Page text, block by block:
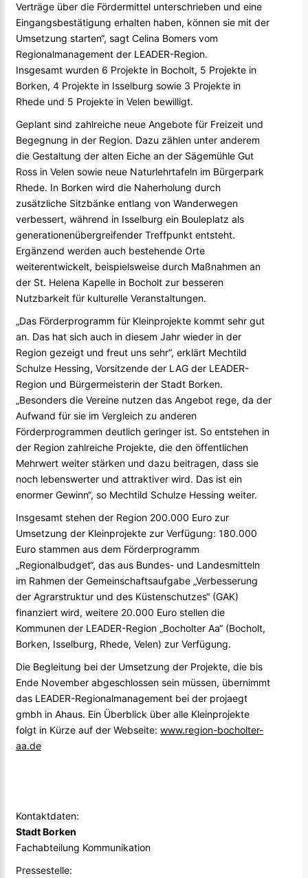
Verträge über die Fördermittel unterschrieben und eine
Eingangsbestätigung erhalten haben, können sie mit der
Umsetzung starten“, sagt Celina Bomers vom
Regionalmanagement der LEADER-Region.
Insgesamt wurden 6 Projekte in Bocholt, 5 Projekte in
Borken, 4 Projekte in Isselburg sowie 3 Projekte in
Rhede und 5 Projekte in Velen bewilligt.
Geplant sind zahlreiche neue Angebote für Freizeit und
Begegnung in der Region. Dazu zählen unter anderem
die Gestaltung der alten Eiche an der Sägemühle Gut
Ross in Velen sowie neue Naturlehrtafeln im Bürgerpark
Rhede. In Borken wird die Naherholung durch
zusätzliche Sitzbänke entlang von Wanderwegen
verbessert, während in Isselburg ein Bouleplatz als
generationenübergreifender Treffpunkt entsteht.
Ergänzend werden auch bestehende Orte
weiterentwickelt, beispielsweise durch Maßnahmen an
der St. Helena Kapelle in Bocholt zur besseren
Nutzbarkeit für kulturelle Veranstaltungen.
„Das Förderprogramm für Kleinprojekte kommt sehr gut
an. Das hat sich auch in diesem Jahr wieder in der
Region gezeigt und freut uns sehr“, erklärt Mechtild
Schulze Hessing, Vorsitzende der LAG der LEADER-
Region und Bürgermeisterin der Stadt Borken.
„Besonders die Vereine nutzen das Angebot rege, da der
Aufwand für sie im Vergleich zu anderen
Förderprogrammen deutlich geringer ist. So entstehen in
der Region zahlreiche Projekte, die den öffentlichen
Mehrwert weiter stärken und dazu beitragen, dass sie
noch lebenswerter und attraktiver wird. Das ist ein
enormer Gewinn“, so Mechtild Schulze Hessing weiter.
Insgesamt stehen der Region 200.000 Euro zur
Umsetzung der Kleinprojekte zur Verfügung: 180.000
Euro stammen aus dem Förderprogramm
„Regionalbudget“, das aus Bundes- und Landesmitteln
im Rahmen der Gemeinschaftsaufgabe „Verbesserung
der Agrarstruktur und des Küstenschutzes“ (GAK)
finanziert wird, weitere 20.000 Euro stellen die
Kommunen der LEADER-Region „Bocholter Aa“ (Bocholt,
Borken, Isselburg, Rhede, Velen) zur Verfügung.
Die Begleitung bei der Umsetzung der Projekte, die bis
Ende November abgeschlossen sein müssen, übernimmt
das LEADER-Regionalmanagement bei der projaegt
gmbh in Ahaus. Ein Überblick über alle Kleinprojekte
folgt in Kürze auf der Webseite: www.region-bocholter-
aa.de
Kontaktdaten:
Stadt Borken
Fachabteilung Kommunikation
Pressestelle: